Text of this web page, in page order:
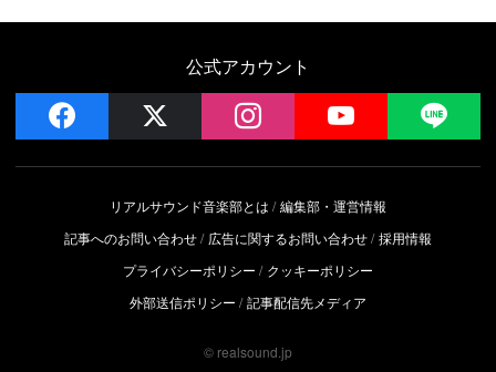
公式アカウント
facebook instagram YouTube
リアルサウンド音楽部とは
編集部・運営情報
記事へのお問い合わせ
広告に関するお問い合わせ 採用情報
プライバシーポリシー
クッキーポリシー
外部送信ポリシー
記事配信先メディア
© realsound.jp